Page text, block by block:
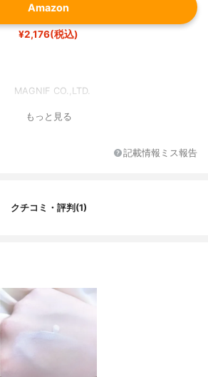
Amazon
¥2,176(税込)
MAGNIF CO.,LTD.
もっと見る
記載情報ミス報告
クチコミ・評判(1)